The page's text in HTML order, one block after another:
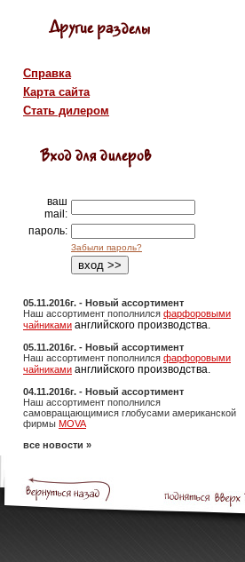
Справка
Карта сайта
Стать дилером
ваш
mail:
пароль:
Забыли пароль?
05.11.2016г. - Новый ассортимент
Наш ассортимент пополнился фарфоровыми
чайниками английского производства.
05.11.2016г. - Новый ассортимент
Наш ассортимент пополнился фарфоровыми
чайниками английского производства.
04.11.2016г. - Новый ассортимент
Наш ассортимент пополнился
самовращающимися глобусами американской
фирмы MOVA
все новости »